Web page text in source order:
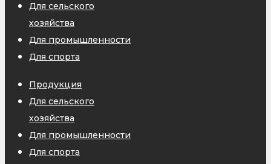
Для сельского
хозяйства
Для промышленности
Для спорта
Продукция
Для сельского
хозяйства
Для промышленности
Для спорта